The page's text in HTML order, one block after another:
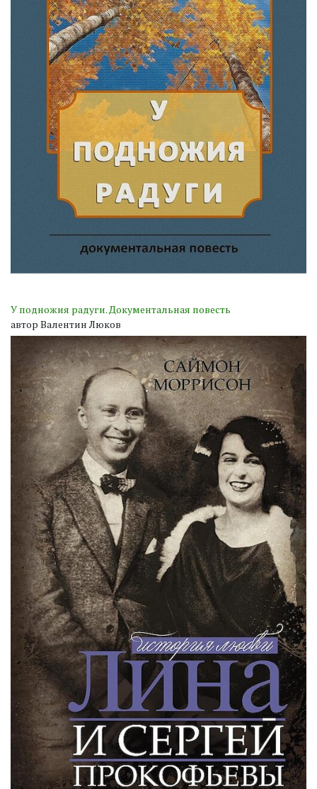
У подножия радуги. Документальная повесть
автор Валентин Люков